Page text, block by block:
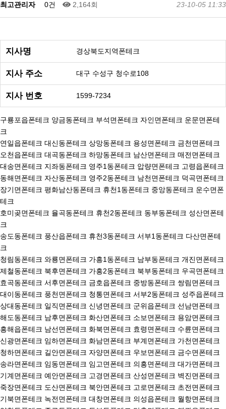
최고관리자 0건 2,164회 23-10-05 11:33
지사명 경상북도지역폰테크
지사 주소 대구 수성구 청수로108
지사 번호 1599-7234
구룡포읍폰테크 양금동폰테크 부석면폰테크 자인면폰테크 운문면폰테
크
연일읍폰테크 대신동폰테크 상망동폰테크 용성면폰테크 금천면폰테크
오천읍폰테크 대곡동폰테크 하망동폰테크 남산면폰테크 매전면폰테크
대송면폰테크 지좌동폰테크 영주1동폰테크 압량면폰테크 고령읍폰테크
동해면폰테크 자산동폰테크 영주2동폰테크 남천면폰테크 덕곡면폰테크
장기면폰테크 평화남산동폰테크 휴천1동폰테크 중앙동폰테크 운수면폰
테크
호미곶면폰테크 율곡동폰테크 휴천2동폰테크 동부동폰테크 성산면폰테
크
송도동폰테크 풍산읍폰테크 휴천3동폰테크 서부1동폰테크 다산면폰테
크
청림동폰테크 와룡면폰테크 가흥1동폰테크 남부동폰테크 개진면폰테크
제철동폰테크 북후면폰테크 가흥2동폰테크 북부동폰테크 우곡면폰테크
효곡동폰테크 서후면폰테크 금호읍폰테크 중방동폰테크 쌍림면폰테크
대이동폰테크 풍천면폰테크 청통면폰테크 서부2동폰테크 성주읍폰테크
상대동폰테크 일직면폰테크 신녕면폰테크 군위읍폰테크 선남면폰테크
해도동폰테크 남후면폰테크 화산면폰테크 소보면폰테크 용암면폰테크
흥해읍폰테크 남선면폰테크 화북면폰테크 효령면폰테크 수륜면폰테크
신광면폰테크 임하면폰테크 화남면폰테크 부계면폰테크 가천면폰테크
청하면폰테크 길안면폰테크 자양면폰테크 우보면폰테크 금수면폰테크
송라면폰테크 임동면폰테크 임고면폰테크 의흥면폰테크 대가면폰테크
기계면폰테크 예안면폰테크 고경면폰테크 산성면폰테크 벽진면폰테크
죽장면폰테크 도산면폰테크 북안면폰테크 고로면폰테크 초전면폰테크
기북면폰테크 녹전면폰테크 대창면폰테크 의성읍폰테크 월항면폰테크